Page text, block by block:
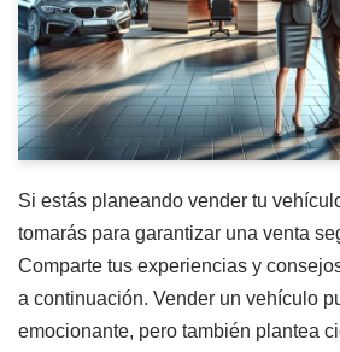
Si estás planeando vender tu
tomarás para garantizar una venta
Comparte tus experiencias y
a continuación. Vender un vehículo
emocionante, pero también plantea